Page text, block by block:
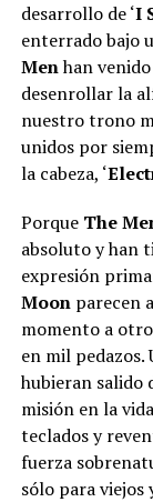
desarrollo de ‘I
enterrado bajo
Menhan
desenrollar la
nuestro trono
unidos por
la cabeza, ‘
Porque The
absoluto y han
expresión
Moon parecen
momento a
en mil pedazos.
hubieran salido
misión en la
teclados y
fuerza
sólo para viejos